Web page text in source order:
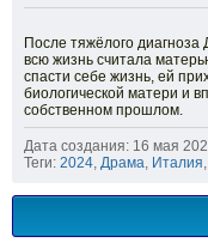
После тяжёлого
всю жизнь считала
спасти себе жизнь, ей
биологической матери и
собственном прошлом.
Дата создания: 16 мая
Теги: 2024, Драма, Италия,